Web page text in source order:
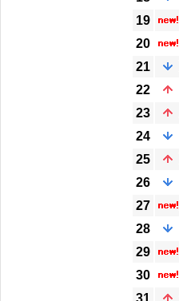
19
20
21
22
23
24
25
26
27
28
29
30
31